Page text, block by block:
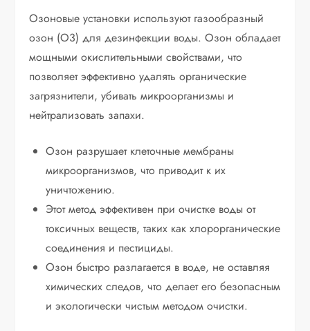
Озоновые установки используют газообразный
озон (O3) для дезинфекции воды. Озон обладает
мощными окислительными свойствами, что
позволяет эффективно удалять органические
загрязнители, убивать микроорганизмы и
нейтрализовать запахи.
Озон разрушает клеточные мембраны
микроорганизмов, что приводит к их
уничтожению.
Этот метод эффективен при очистке воды от
токсичных веществ, таких как хлорорганические
соединения и пестициды.
Озон быстро разлагается в воде, не оставляя
химических следов, что делает его безопасным
и экологически чистым методом очистки.